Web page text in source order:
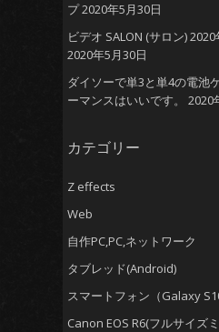
プ2020年5月30日
ビデオ SALON (サロン)
2020年5月30日
ダイソーで単3と単4の電池
ーマンスはいいです。
2020
カテゴリー
Z effects
Web
自作PC,PC,ネットワーク
タブレッド(Android)
スマートフォン（Galaxy
Canon EOS R6(フルサイズ